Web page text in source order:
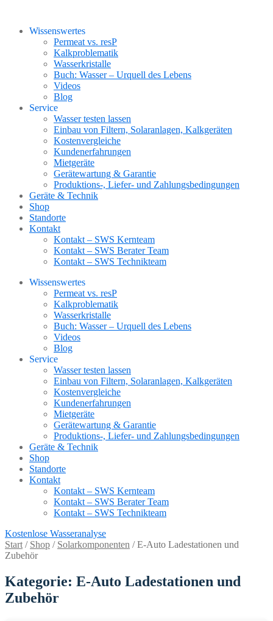
Wissenswertes
Permeat vs. resP
Kalkproblematik
Wasserkristalle
Buch: Wasser – Urquell des Lebens
Videos
Blog
Service
Wasser testen lassen
Einbau von Filtern, Solaranlagen, Kalkgeräten
Kostenvergleiche
Kundenerfahrungen
Mietgeräte
Gerätewartung & Garantie
Produktions-, Liefer- und Zahlungsbedingungen
Geräte & Technik
Shop
Standorte
Kontakt
Kontakt – SWS Kernteam
Kontakt – SWS Berater Team
Kontakt – SWS Technikteam
Wissenswertes
Permeat vs. resP
Kalkproblematik
Wasserkristalle
Buch: Wasser – Urquell des Lebens
Videos
Blog
Service
Wasser testen lassen
Einbau von Filtern, Solaranlagen, Kalkgeräten
Kostenvergleiche
Kundenerfahrungen
Mietgeräte
Gerätewartung & Garantie
Produktions-, Liefer- und Zahlungsbedingungen
Geräte & Technik
Shop
Standorte
Kontakt
Kontakt – SWS Kernteam
Kontakt – SWS Berater Team
Kontakt – SWS Technikteam
Kostenlose Wasseranalyse
Start / Shop / Solarkomponenten /E-Auto Ladestationen und
Zubehör
Kategorie: E-Auto Ladestationen und
Zubehör